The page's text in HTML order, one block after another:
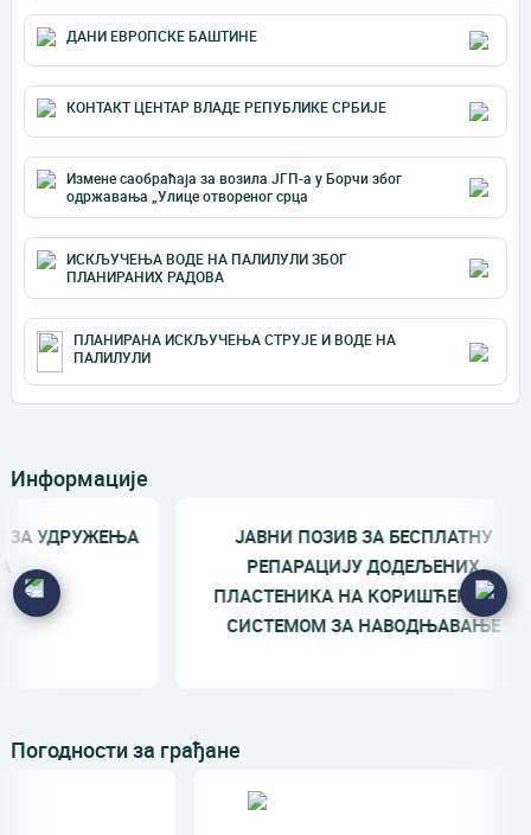
ДАНИ ЕВРОПСКЕ БАШТИНЕ
КОНТАКТ ЦЕНТАР ВЛАДЕ РЕПУБЛИКЕ СРБИЈЕ
Измене саобраћаја за возила ЈГП-а у Борчи због
одржавања „Улице отвореног срца
ИСКЉУЧЕЊА ВОДЕ НА ПАЛИЛУЛИ ЗБОГ
ПЛАНИРАНИХ РАДОВА
ПЛАНИРАНА ИСКЉУЧЕЊА СТРУЈЕ И ВОДЕ НА
ПАЛИЛУЛИ
Информације
ЈАВНИ ПОЗИВ ЗА БЕСПЛАТНУ
РЕПАРАЦИЈУ ДОДЕЉЕНИХ
ПЛАСТЕНИКА НА КОРИШЋЕЊЕ СА
СИСТЕМОМ ЗА НАВОДЊАВАЊЕ
Погодности за грађане